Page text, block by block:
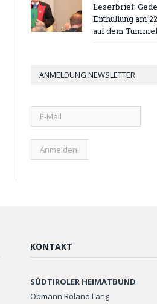
Leserbrief:
Enthüllung am
auf dem
ANMELDUNG NEWSLETTER
KONTAKT
SÜDTIROLER HEIMATBUND
Obmann Roland Lang